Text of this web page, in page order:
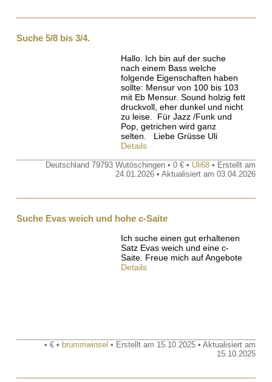
Suche 5/8 bis 3/4.
Hallo. Ich bin auf der suche
nach einem Bass welche
folgende Eigenschaften haben
sollte: Mensur von 100 bis 103
mit Eb Mensur. Sound holzig fett
druckvoll, eher dunkel und nicht
zu leise. Für Jazz /Funk und
Pop, getrichen wird ganz
selten. Liebe Grüsse Uli
Details
Deutschland 79793 Wutöschingen • 0 € • Uli68 • Erstellt am
24.01.2026 • Aktualisiert am 03.04.2026
Suche Evas weich und hohe c-Saite
Ich suche einen gut erhaltenen
Satz Evas weich und eine c-
Saite. Freue mich auf Angebote
Details
• € • brummwinsel • Erstellt am 15.10.2025 • Aktualisiert am
15.10.2025